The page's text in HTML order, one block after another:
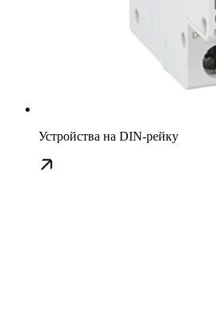
Устройства на DIN-рейку